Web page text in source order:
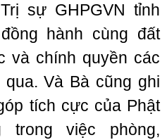
sự GHPGVN tỉnh
hành cùng đất
và chính quyền các
Và Bà cũng ghi
tích cực của Phật
trong việc phòng,